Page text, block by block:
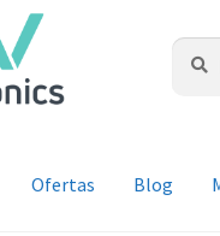
Buscar
por:
Buscar
Ofertas Blog